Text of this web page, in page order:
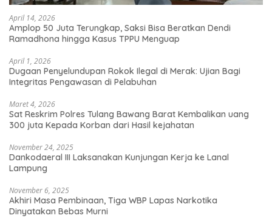
April 14, 2026
Amplop 50 Juta Terungkap, Saksi Bisa Beratkan Dendi
Ramadhona hingga Kasus TPPU Menguap
April 1, 2026
Dugaan Penyelundupan Rokok Ilegal di Merak: Ujian Bagi
Integritas Pengawasan di Pelabuhan
Maret 4, 2026
Sat Reskrim Polres Tulang Bawang Barat Kembalikan uang
300 juta Kepada Korban dari Hasil kejahatan
November 24, 2025
Dankodaeral III Laksanakan Kunjungan Kerja ke Lanal
Lampung
November 6, 2025
Akhiri Masa Pembinaan, Tiga WBP Lapas Narkotika
Dinyatakan Bebas Murni